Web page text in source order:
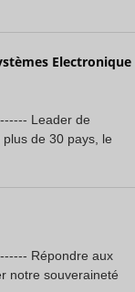
Electronique
Leader de
de 30 pays, le
Répondre aux
notre souveraineté